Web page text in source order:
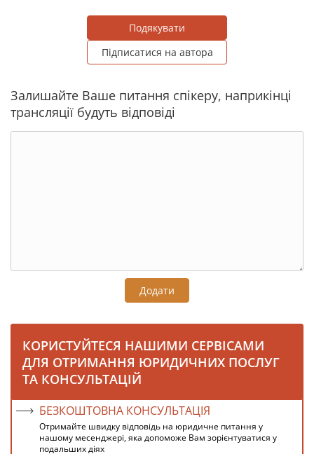
Подякувати
Підписатися на автора
Залишайте Ваше питання спікеру, наприкінці
трансляції будуть відповіді
Додати
КОРИСТУЙТЕСЯ НАШИМИ СЕРВІСАМИ
ДЛЯ ОТРИМАННЯ ЮРИДИЧНИХ ПОСЛУГ
ТА КОНСУЛЬТАЦІЙ
БЕЗКОШТОВНА КОНСУЛЬТАЦІЯ
Отримайте швидку відповідь на юридичне питання у
нашому месенджері, яка допоможе Вам зорієнтуватися у
подальших діях